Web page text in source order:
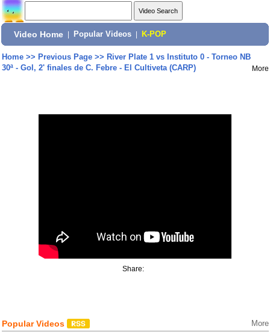
Video Home Popular Videos K-POP
Home>> Previous Page>> River Plate 1 vs Instituto 0 - Torneo NB
30ª - Gol, 2' finales de C. Febre - El Cultiveta (CARP)
More
Share:
Popular Videos More